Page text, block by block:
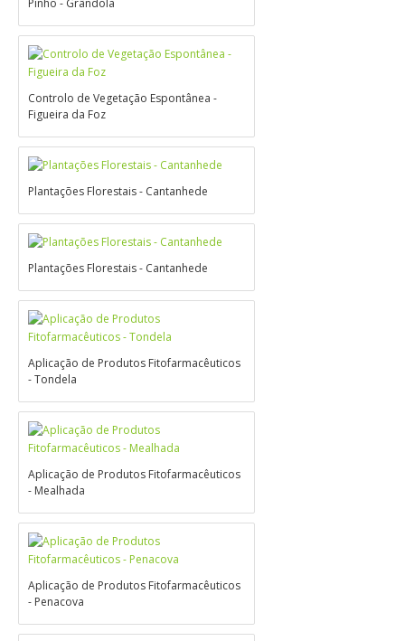
Pinho - Grândola
Controlo de Vegetação Espontânea -
Figueira da Foz
Plantações Florestais - Cantanhede
Plantações Florestais - Cantanhede
Aplicação de Produtos Fitofarmacêuticos
- Tondela
Aplicação de Produtos Fitofarmacêuticos
- Mealhada
Aplicação de Produtos Fitofarmacêuticos
- Penacova